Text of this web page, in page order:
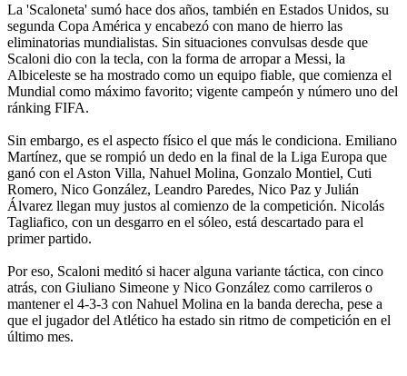
La 'Scaloneta' sumó hace dos años, también en Estados Unidos, su
segunda Copa América y encabezó con mano de hierro las
eliminatorias mundialistas. Sin situaciones convulsas desde que
Scaloni dio con la tecla, con la forma de arropar a Messi, la
Albiceleste se ha mostrado como un equipo fiable, que comienza el
Mundial como máximo favorito; vigente campeón y número uno del
ránking FIFA.
Sin embargo, es el aspecto físico el que más le condiciona. Emiliano
Martínez, que se rompió un dedo en la final de la Liga Europa que
ganó con el Aston Villa, Nahuel Molina, Gonzalo Montiel, Cuti
Romero, Nico González, Leandro Paredes, Nico Paz y Julián
Álvarez llegan muy justos al comienzo de la competición. Nicolás
Tagliafico, con un desgarro en el sóleo, está descartado para el
primer partido.
Por eso, Scaloni meditó si hacer alguna variante táctica, con cinco
atrás, con Giuliano Simeone y Nico González como carrileros o
mantener el 4-3-3 con Nahuel Molina en la banda derecha, pese a
que el jugador del Atlético ha estado sin ritmo de competición en el
último mes.